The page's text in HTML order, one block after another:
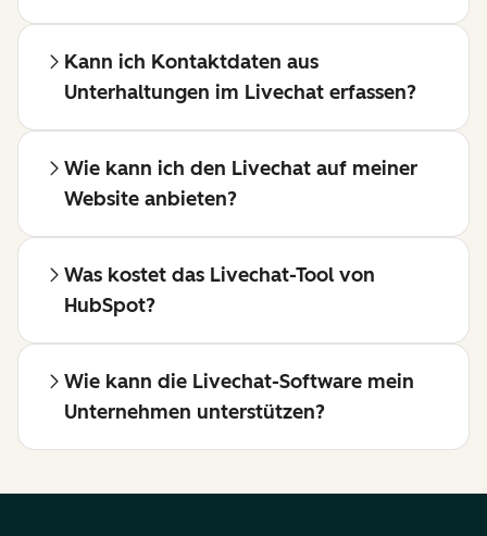
Kann ich Kontaktdaten aus
Unterhaltungen im Livechat erfassen?
Wie kann ich den Livechat auf meiner
Website anbieten?
Was kostet das Livechat-Tool von
HubSpot?
Wie kann die Livechat-Software mein
Unternehmen unterstützen?